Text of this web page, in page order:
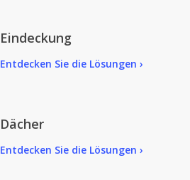
Eindeckung
Entdecken Sie die Lösungen ›
Dächer
Entdecken Sie die Lösungen ›